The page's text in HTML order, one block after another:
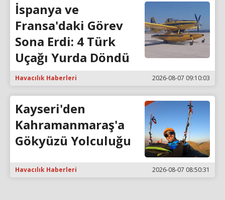
İspanya ve
Fransa'daki Görev
Sona Erdi: 4 Türk
Uçağı Yurda Döndü
Havacılık Haberleri 2026-08-07 09:10:03
Kayseri'den
Kahramanmaraş'a
Gökyüzü Yolculuğu
Havacılık Haberleri 2026-08-07 08:50:31